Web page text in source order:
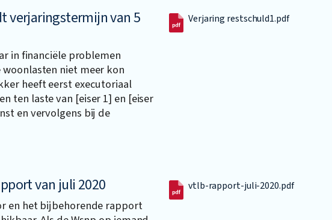
verjaringstermijn van 5
in financiële problemen
niet meer kon
heeft eerst executoriaal
ten laste van [eiser 1] en [eiser
en vervolgens bij de
Verjaring restschuld1.pdf
van juli 2020
en het bijbehorende rapport
vtlb-rapport-juli-2020.pdf